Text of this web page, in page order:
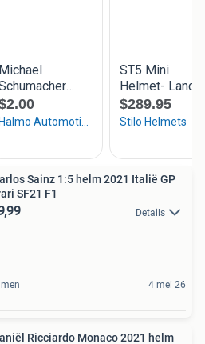
Sainz 1:5 helm 2021 Italië GP
SF21 F1
Details
4 mei 26
Ricciardo Monaco 2021 helm